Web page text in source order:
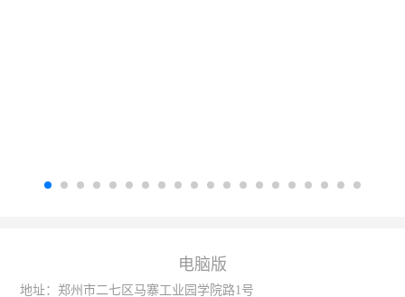
电脑版
地址：郑州市二七区马寨工业园学院路1号